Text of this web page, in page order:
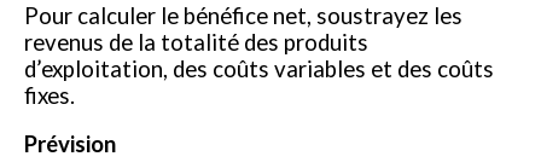
Pour calculer le bénéfice net, soustrayez les
revenus de la totalité des produits
d’exploitation, des coûts variables et des coûts
fixes.
Prévision